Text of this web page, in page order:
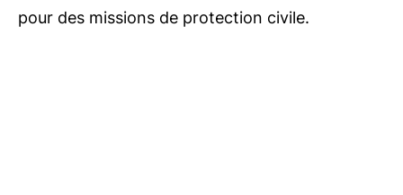
pour des missions de protection civile.